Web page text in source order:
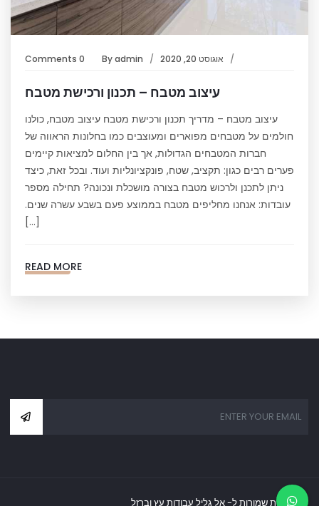
אוגוסט 20, 2020 Byadmin
0 Comments
עיצוב מטבח – תכנון ורכישת מטבח
עיצוב מטבח – מדריך תכנון ורכישת מטבח עיצוב מטבח, כולנו
חולמים על מטבחים מפוארים ומעוצבים כמו בחלונות הראווה של
חברות המטבחים הגדולות, אך בין החלום למציאות קיימים
פערים רבים כגון: תקציב, שטח, פונקציונליות ועוד. ובכל זאת, כיצד
ניתן לתכנן ולרכוש מטבח בצורה מושכלת ונכונה? תחילה מספר
עובדות: אנחנו מחליפים מטבח בממוצע פעם בשבע עשרה שנים.
[…]
READ MORE
כל הזכויות שמורות ל- אל גליל עבודות עץ וברזל